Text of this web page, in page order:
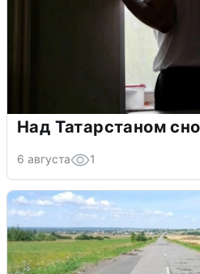
Над Татарстаном
6 августа 1